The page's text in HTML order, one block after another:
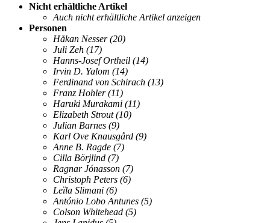
Nicht erhältliche Artikel
Auch nicht erhältliche Artikel anzeigen
Personen
Håkan Nesser (20)
Juli Zeh (17)
Hanns-Josef Ortheil (14)
Irvin D. Yalom (14)
Ferdinand von Schirach (13)
Franz Hohler (11)
Haruki Murakami (11)
Elizabeth Strout (10)
Julian Barnes (9)
Karl Ove Knausgård (9)
Anne B. Ragde (7)
Cilla Börjlind (7)
Ragnar Jónasson (7)
Christoph Peters (6)
Leïla Slimani (6)
António Lobo Antunes (5)
Colson Whitehead (5)